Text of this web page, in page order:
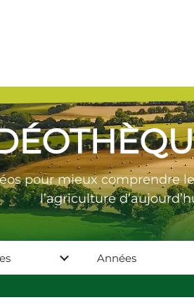
pour mieux comprendre
l’agriculture
Années